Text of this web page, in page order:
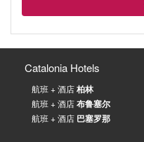
Catalonia Hotels
航班 + 酒店柏林
航班 + 酒店布鲁塞尔
航班 + 酒店 巴塞罗那